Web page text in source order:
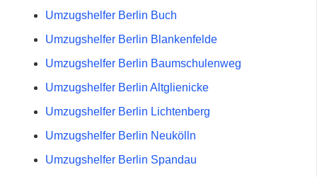
Umzugshelfer Berlin Buch
Umzugshelfer Berlin Blankenfelde
Umzugshelfer Berlin Baumschulenweg
Umzugshelfer Berlin Altglienicke
Umzugshelfer Berlin Lichtenberg
Umzugshelfer Berlin Neukölln
Umzugshelfer Berlin Spandau